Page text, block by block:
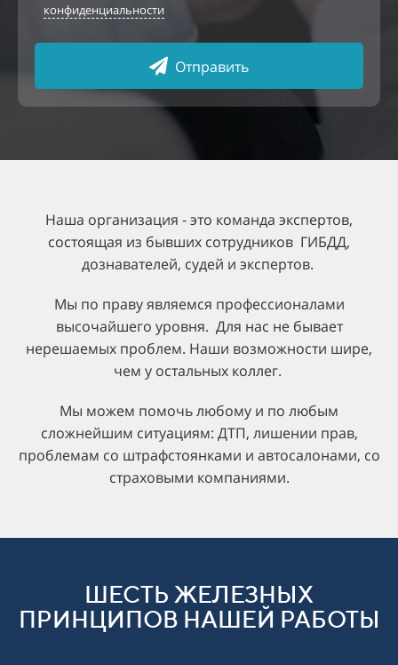
конфиденциальности
Отправить
Наша организация - это команда экспертов,
состоящая из бывших сотрудников ГИБДД,
дознавателей, судей и экспертов.
Мы по праву являемся профессионалами
высочайшего уровня. Для нас не бывает
нерешаемых проблем. Наши возможности шире,
чем у остальных коллег.
Мы можем помочь любому и по любым
сложнейшим ситуациям: ДТП, лишении прав,
проблемам со штрафстоянками и автосалонами, со
страховыми компаниями.
ШЕСТЬ ЖЕЛЕЗНЫХ
ПРИНЦИПОВ НАШЕЙ РАБОТЫ